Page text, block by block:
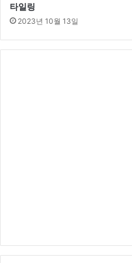
타일링
2023년 10월 13일